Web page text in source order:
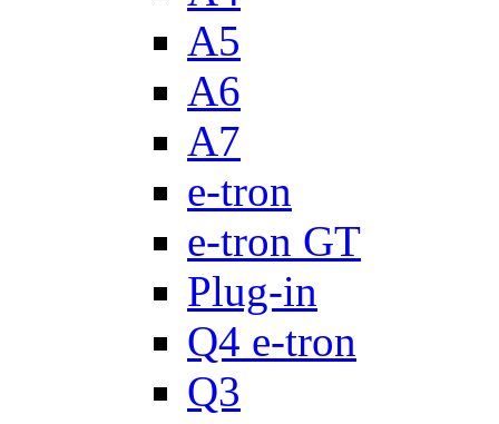
A5
A6
A7
e-tron
e-tron GT
Plug-in
Q4 e-tron
Q3